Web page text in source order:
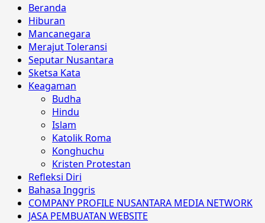
Beranda
Hiburan
Mancanegara
Merajut Toleransi
Seputar Nusantara
Sketsa Kata
Keagaman
Budha
Hindu
Islam
Katolik Roma
Konghuchu
Kristen Protestan
Refleksi Diri
Bahasa Inggris
COMPANY PROFILE NUSANTARA MEDIA NETWORK
JASA PEMBUATAN WEBSITE